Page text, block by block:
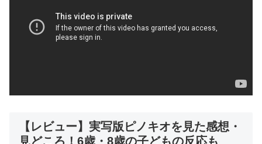
【レビュー】実写版ピノキオを見た感想・
見どころ！6歳・8歳の子どもの反応も